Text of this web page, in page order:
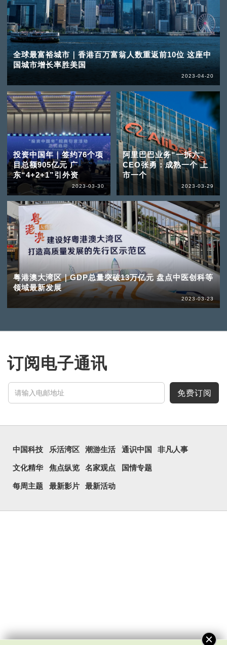
全球最富裕城市｜香港百万富翁人数重返前10位 这座中
国城市增长率胜美国
2023-04-20
投资中国年｜签约76个项
目总额905亿元 广
东“4+2+1”引外资
2023-03-30
阿里巴巴业务“一拆六”
CEO张勇：成熟一个 上
市一个
2023-03-29
粤港澳大湾区｜GDP总量突破13万亿元 盘点中医创科等
领域最新发展
2023-03-23
订阅电子通讯
免费订阅
中国科技 乐活湾区 潮游生活 通识中国 非凡人事
文化精华 焦点纵览 名家观点 国情专题
每周主题 最新影片 最新活动